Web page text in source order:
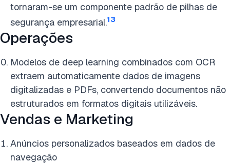
tornaram-se um componente padrão de pilhas de
segurança empresarial.13
Operações
Modelos de deep learning combinados com OCR
extraem automaticamente dados de imagens
digitalizadas e PDFs, convertendo documentos não
estruturados em formatos digitais utilizáveis.
Vendas e Marketing
Anúncios personalizados baseados em dados de
navegação